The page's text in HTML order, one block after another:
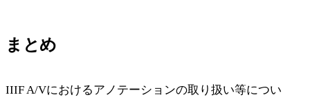
まとめ
IIIF A/Vにおけるアノテーションの取り扱い等につい